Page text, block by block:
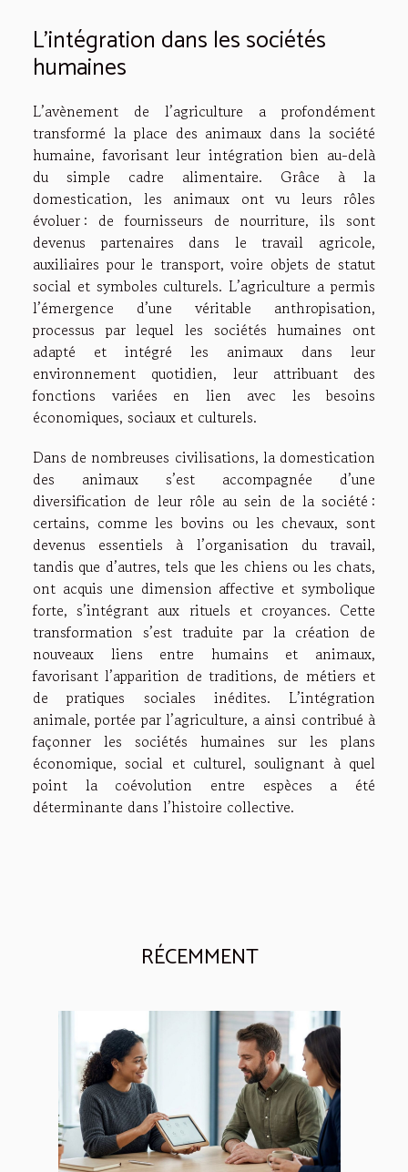
L’intégration dans les sociétés
humaines
L’avènement de l’agriculture a profondément
transformé la place des animaux dans la société
humaine, favorisant leur intégration bien au-delà
du simple cadre alimentaire. Grâce à la
domestication, les animaux ont vu leurs rôles
évoluer : de fournisseurs de nourriture, ils sont
devenus partenaires dans le travail agricole,
auxiliaires pour le transport, voire objets de statut
social et symboles culturels. L’agriculture a permis
l’émergence d’une véritable anthropisation,
processus par lequel les sociétés humaines ont
adapté et intégré les animaux dans leur
environnement quotidien, leur attribuant des
fonctions variées en lien avec les besoins
économiques, sociaux et culturels.
Dans de nombreuses civilisations, la domestication
des animaux s’est accompagnée d’une
diversification de leur rôle au sein de la société :
certains, comme les bovins ou les chevaux, sont
devenus essentiels à l’organisation du travail,
tandis que d’autres, tels que les chiens ou les chats,
ont acquis une dimension affective et symbolique
forte, s’intégrant aux rituels et croyances. Cette
transformation s’est traduite par la création de
nouveaux liens entre humains et animaux,
favorisant l’apparition de traditions, de métiers et
de pratiques sociales inédites. L’intégration
animale, portée par l’agriculture, a ainsi contribué à
façonner les sociétés humaines sur les plans
économique, social et culturel, soulignant à quel
point la coévolution entre espèces a été
déterminante dans l’histoire collective.
RÉCEMMENT